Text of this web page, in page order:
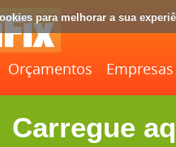
para melhorar a sua
Orçamentos Empresas
Carregue